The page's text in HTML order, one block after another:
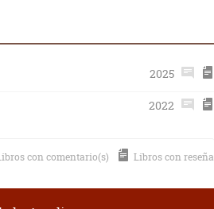
2025
2022
con comentario(s) Libros con reseña